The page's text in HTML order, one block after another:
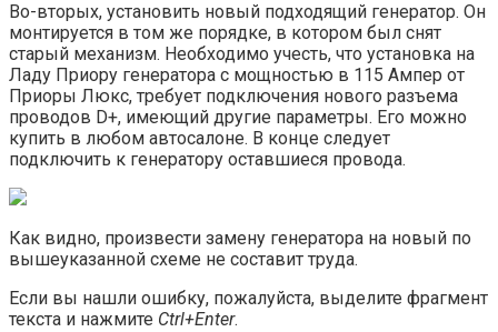
Во-вторых, установить новый подходящий генератор. Он
монтируется в том же порядке, в котором был снят
старый механизм. Необходимо учесть, что установка на
Ладу Приору генератора с мощностью в 115 Ампер от
Приоры Люкс, требует подключения нового разъема
проводов D+, имеющий другие параметры. Его можно
купить в любом автосалоне. В конце следует
подключить к генератору оставшиеся провода.
Как видно, произвести замену генератора на новый по
вышеуказанной схеме не составит труда.
Если вы нашли ошибку, пожалуйста, выделите фрагмент
текста и нажмите Ctrl+Enter.